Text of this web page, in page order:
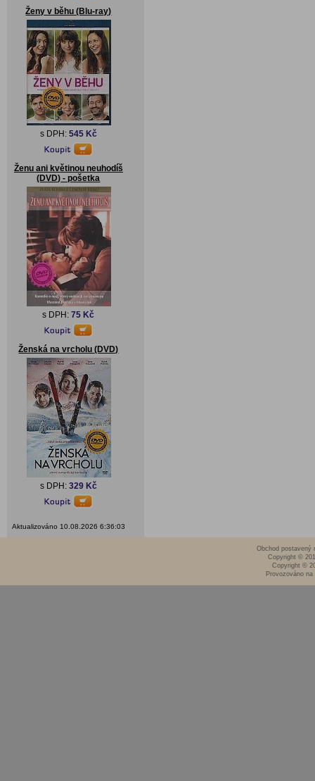
Ženy v běhu (Blu-ray)
s DPH: 545 Kč
Ženu ani květinou neuhodíš
(DVD) - pošetka
s DPH:75 Kč
Ženská na vrcholu (DVD)
s DPH: 329 Kč
Aktualizováno 10.08.2026 6:36:03
Obchod postavený
Copyright ©
Copyright ©
Provozováno